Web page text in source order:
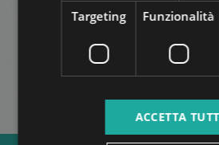
ALTRO
Targeting Funzionalità
ACCETTA